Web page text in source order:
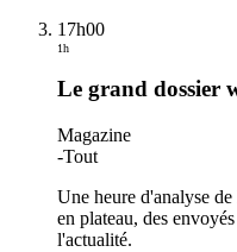
17h00
1h
Le grand dossier
Magazine
-Tout
Une heure d'analyse
en plateau, des
l'actualité.